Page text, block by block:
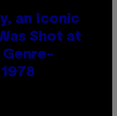
an Iconic
Shot at